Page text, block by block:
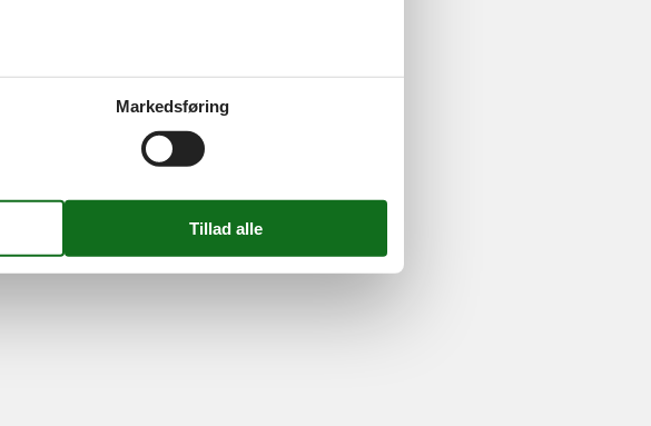
Markedsføring